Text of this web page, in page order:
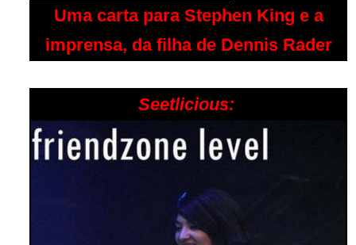
Uma carta para Stephen King e a
imprensa, da filha de Dennis Rader
Seetlicious: